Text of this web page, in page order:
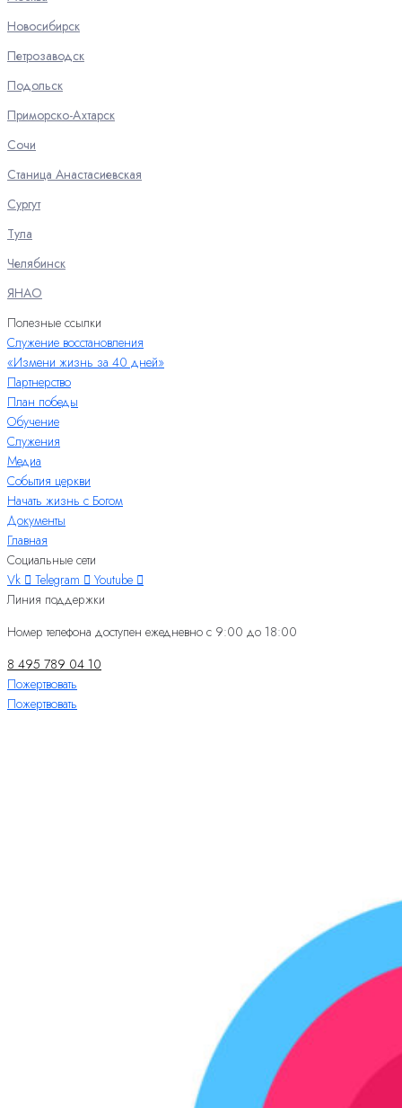
Новосибирск
Петрозаводск
Подольск
Приморско-Ахтарск
Сочи
Станица Анастасиевская
Сургут
Тула
Челябинск
ЯНАО
Полезные ссылки
Служение восстановления
«Измени жизнь за 40 дней»
Партнерство
План победы
Обучение
Служения
Медиа
События церкви
Начать жизнь с Богом
Документы
Главная
Социальные сети
Vk
Telegram
Youtube
Линия поддержки
Номер телефона доступен ежедневно с 9:00 до 18:00
8 495 789 04 10
Пожертвовать
Пожертвовать